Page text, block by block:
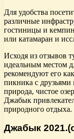
Для удобства
различные
гостиницы и
или катамаран и
Исходя из отзывов
идеальным местом
рекомендуют его
пикника с
природа, чистое
Джабык
природного отдыха.
Джабык